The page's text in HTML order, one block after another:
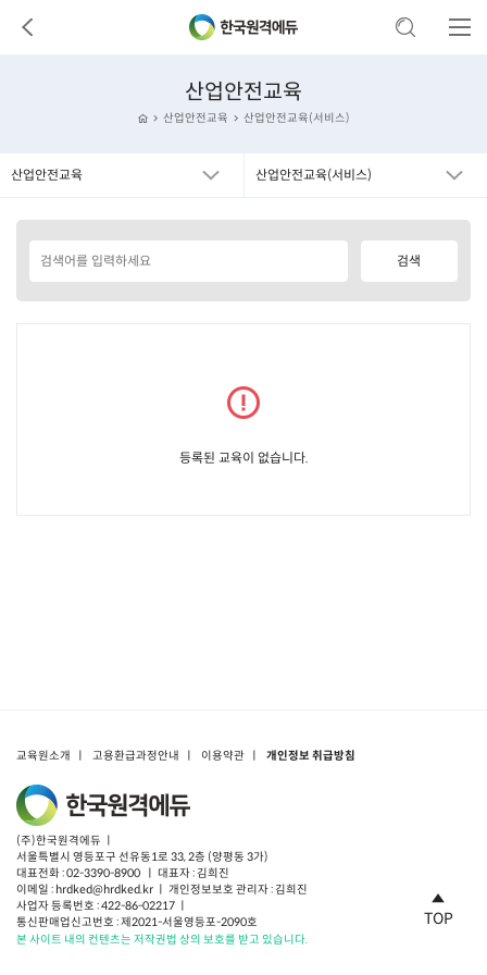
산업안전교육
산업안전교육 산업안전교육(서비스)
산업안전교육 산업안전교육(서비스)
등록된 교육이 없습니다.
교육원소개 ㅣ 고용환급과정안내 ㅣ 이용약관 ㅣ 개인정보 취급방침
(주)한국원격에듀 ㅣ
서울특별시 영등포구 선유동1로 33, 2층 (양평동 3가)
대표전화 : 02-3390-8900 ㅣ 대표자 : 김희진
이메일 : hrdked@hrdked.kr ㅣ 개인정보보호 관리자 : 김희진
사업자 등록번호 : 422-86-02217 ㅣ
통신판매업신고번호 : 제2021-서울영등포-2090호
본 사이트 내의 컨텐츠는 저작권법 상의 보호를 받고 있습니다.
TOP